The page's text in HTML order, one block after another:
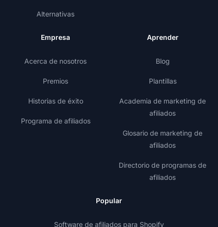
Alternativas
Empresa
Acerca de nosotros
Premios
Historias de éxito
Programa de afiliados
Aprender
Blog
Plantillas
Academia de marketing de
afiliados
Glosario de marketing de
afiliados
Directorio de programas de
afiliados
Popular
Software de afiliados para Shopify